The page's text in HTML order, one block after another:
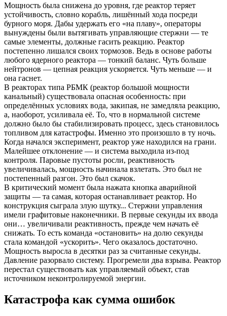
Мощность была снижена до уровня, где реактор теряет
устойчивость, словно корабль, лишённый хода посреди
бурного моря. Дабы удержать его «на плаву», операторы
вынуждены были вытягивать управляющие стержни — те
самые элементы, должные гасить реакцию. Реактор
постепенно лишался своих тормозов. Ведь в основе работы
любого ядерного реактора — тонкий баланс. Чуть больше
нейтронов — цепная реакция ускоряется. Чуть меньше — и
она гаснет.
В реакторах типа РБМК (реактор большой мощности
канальный) существовала опасная особенность: при
определённых условиях вода, закипая, не замедляла реакцию,
а, наоборот, усиливала её. То, что в нормальной системе
должно было бы стабилизировать процесс, здесь становилось
топливом для катастрофы. Именно это произошло в ту ночь.
Когда начался эксперимент, реактор уже находился на грани.
Малейшее отклонение — и система выходила из-под
контроля. Паровые пустоты росли, реактивность
увеличивалась, мощность начинала взлетать. Это был не
постепенный разгон. Это был скачок.
В критический момент была нажата кнопка аварийной
защиты — та самая, которая останавливает реактор. Но
конструкция сыграла злую шутку... Стержни управления
имели графитовые наконечники. В первые секунды их ввода
они… увеличивали реактивность, прежде чем начать её
снижать. То есть команда «остановить» на долю секунды
стала командой «ускорить». Чего оказалось достаточно.
Мощность выросла в десятки раз за считанные секунды.
Давление разорвало систему. Прогремели два взрыва. Реактор
перестал существовать как управляемый объект, став
источником неконтролируемой энергии.
Катастрофа как сумма ошибок